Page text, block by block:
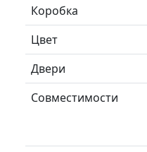
Коробка
Цвет
Двери
Совместимости